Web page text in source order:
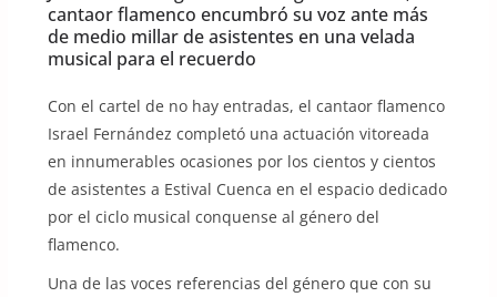
cantaor flamenco encumbró su voz ante más
de medio millar de asistentes en una velada
musical para el recuerdo
Con el cartel de no hay entradas, el cantaor flamenco
Israel Fernández completó una actuación vitoreada
en innumerables ocasiones por los cientos y cientos
de asistentes a Estival Cuenca en el espacio dedicado
por el ciclo musical conquense al género del
flamenco.
Una de las voces referencias del género que con su